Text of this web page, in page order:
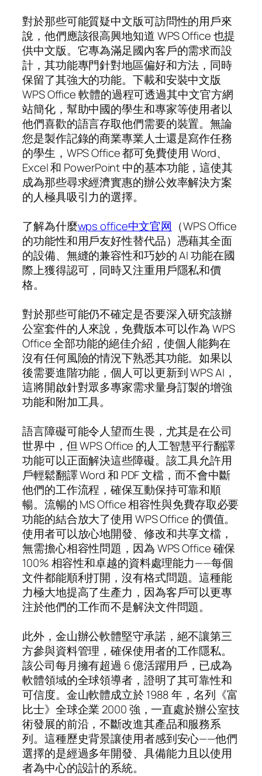
對於那些可能質疑中文版可訪問性的用戶來
說，他們應該很高興地知道 WPS Office 也提
供中文版。它專為滿足國內客戶的需求而設
計，其功能專門針對地區偏好和方法，同時
保留了其強大的功能。下載和安裝中文版
WPS Office 軟體的過程可透過其中文官方網
站簡化，幫助中國的學生和專家等使用者以
他們喜歡的語言存取他們需要的裝置。無論
您是製作記錄的商業專業人士還是寫作任務
的學生，WPS Office 都可免費使用 Word、
Excel 和 PowerPoint 中的基本功能，這使其
成為那些尋求經濟實惠的辦公效率解決方案
的人極具吸引力的選擇。
了解為什麼wps office中文官网 （WPS Office
的功能性和用戶友好性替代品）憑藉其全面
的設備、無縫的兼容性和巧妙的 AI 功能在國
際上獲得認可，同時又注重用戶隱私和價
格。
對於那些可能仍不確定是否要深入研究該辦
公室套件的人來說，免費版本可以作為 WPS
Office 全部功能的絕佳介紹，使個人能夠在
沒有任何風險的情況下熟悉其功能。如果以
後需要進階功能，個人可以更新到 WPS AI，
這將開啟針對眾多專家需求量身訂製的增強
功能和附加工具。
語言障礙可能令人望而生畏，尤其是在公司
世界中，但 WPS Office 的人工智慧平行翻譯
功能可以正面解決這些障礙。該工具允許用
戶輕鬆翻譯 Word 和 PDF 文檔，而不會中斷
他們的工作流程，確保互動保持可靠和順
暢。流暢的 MS Office 相容性與免費存取必要
功能的結合放大了使用 WPS Office 的價值。
使用者可以放心地開發、修改和共享文檔，
無需擔心相容性問題，因為 WPS Office 確保
100% 相容性和卓越的資料處理能力——每個
文件都能順利打開，沒有格式問題。這種能
力極大地提高了生產力，因為客戶可以更專
注於他們的工作而不是解決文件問題。
此外，金山辦公軟體堅守承諾，絕不讓第三
方參與資料管理，確保使用者的工作隱私。
該公司每月擁有超過 6 億活躍用戶，已成為
軟體領域的全球領導者，證明了其可靠性和
可信度。金山軟體成立於 1988 年，名列《富
比士》全球企業 2000 強，一直處於辦公室技
術發展的前沿，不斷改進其產品和服務系
列。這種歷史背景讓使用者感到安心——他們
選擇的是經過多年開發、具備能力且以使用
者為中心的設計的系統。